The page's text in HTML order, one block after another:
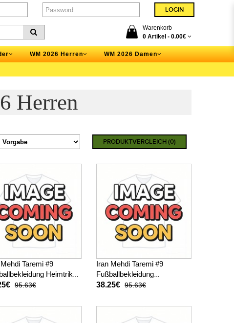
Warenkorb
0 Artikel - 0.00€
WM 2026 Herren WM 2026 Damen
Herren
PRODUKTVERGLEICH (0)
Taremi #9
Heimtrikot
Kurzarm
95.63€
Iran Mehdi Taremi #9
Fußballbekleidung
Auswärtstrikot WM 2026
38.25€ 95.63€